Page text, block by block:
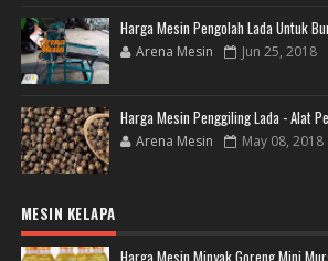
Harga Mesin Pengolah Lada Untuk
Arena Mesin Jun 25, 2018
Harga Mesin Penggiling Lada - Alat
Arena Mesin May 08, 2018
MESIN KELAPA
Harga Mesin Minyak Goreng Mini